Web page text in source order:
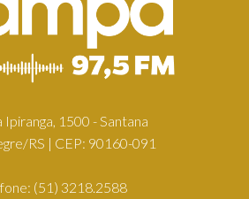
Ipiranga, 1500 - Santana
RS | CEP: 90160-091
(51) 3218.2588